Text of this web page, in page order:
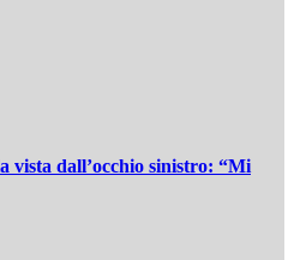
vista dall’occhio sinistro: “Mi